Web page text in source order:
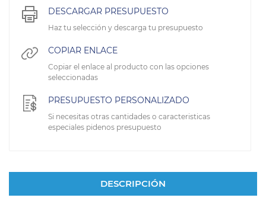
DESCARGAR PRESUPUESTO
Haz tu selección y descarga tu presupuesto
COPIAR ENLACE
Copiar el enlace al producto con las opciones
seleccionadas
PRESUPUESTO PERSONALIZADO
Si necesitas otras cantidades o caracteristicas
especiales pidenos presupuesto
DESCRIPCIÓN